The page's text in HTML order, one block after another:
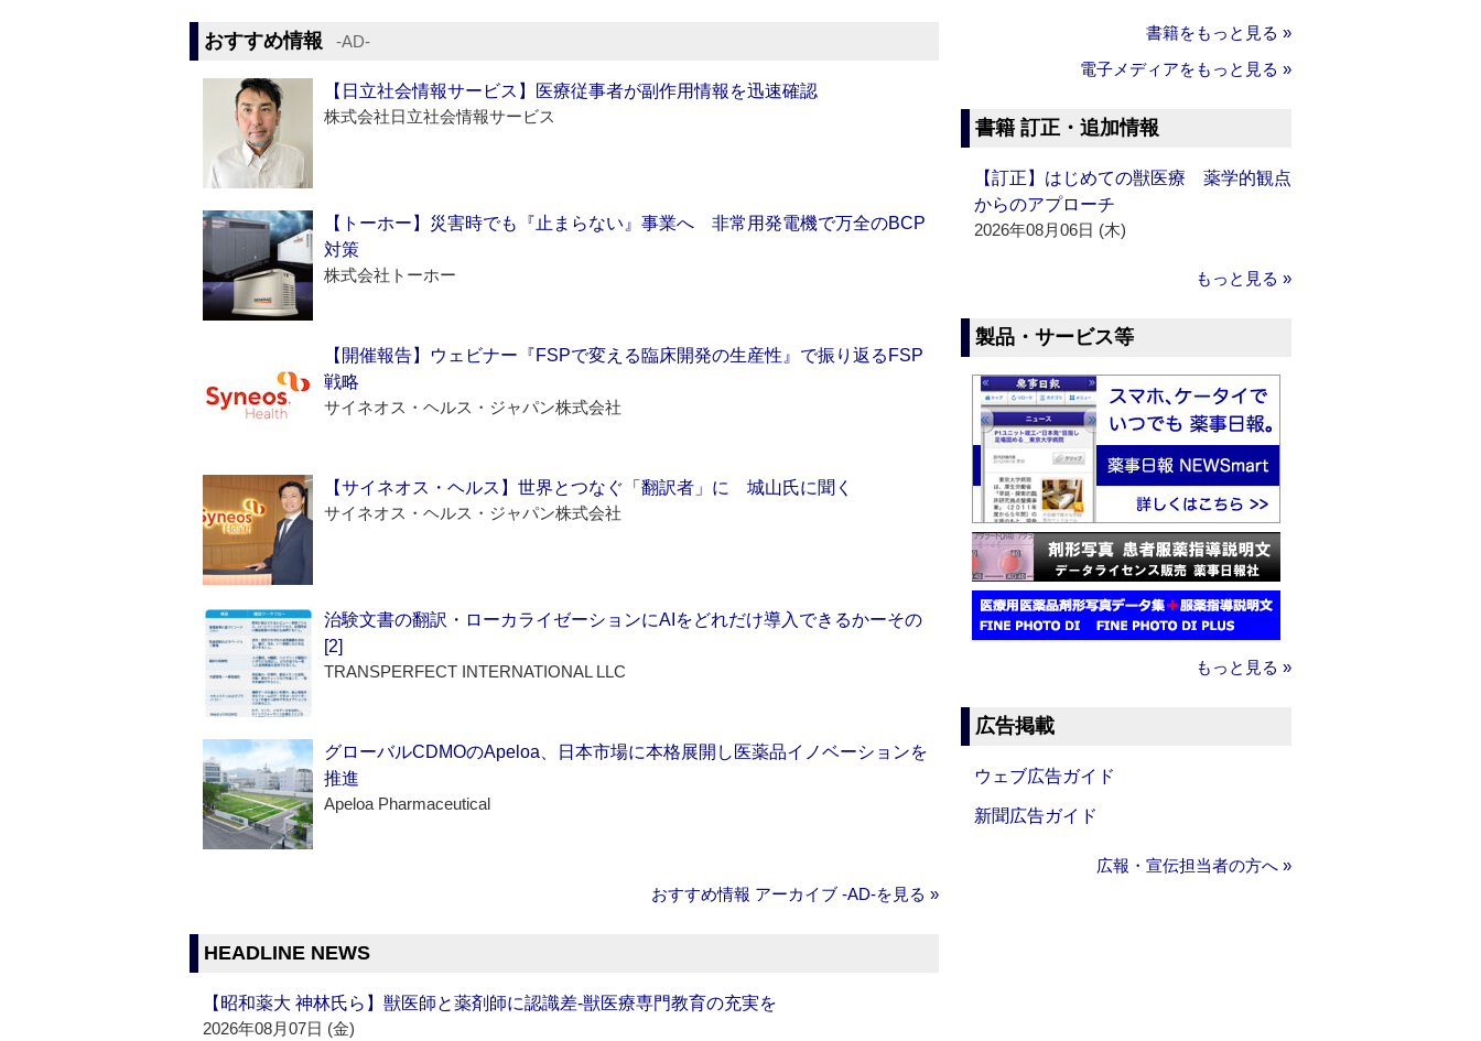
おすすめ情報 ‐AD‐
【日立社会情報サービス】医療従事者が副作用情報を迅速確認
株式会社日立社会情報サービス
【トーホー】災害時でも『止まらない』事業へ 非常用発電機で万全のBCP
対策
株式会社トーホー
【開催報告】ウェビナー『FSPで変える臨床開発の生産性』で振り返るFSP
戦略
サイネオス・ヘルス・ジャパン株式会社
【サイネオス・ヘルス】世界とつなぐ「翻訳者」に 城山氏に聞く
サイネオス・ヘルス・ジャパン株式会社
治験文書の翻訳・ローカライゼーションにAIをどれだけ導入できるかーその
[2]
TRANSPERFECT INTERNATIONAL LLC
グローバルCDMOのApeloa、日本市場に本格展開し医薬品イノベーションを
推進
Apeloa Pharmaceutical
おすすめ情報 アーカイブ ‐AD‐を見る »
HEADLINE NEWS
【昭和薬大 神林氏ら】獣医師と薬剤師に認識差‐獣医療専門教育の充実を
2026年08月07日 (金)
書籍をもっと見る »
電子メディアをもっと見る »
書籍 訂正・追加情報
【訂正】はじめての獣医療 薬学的観点
からのアプローチ
2026年08月06日 (木)
もっと見る »
製品・サービス等
もっと見る »
広告掲載
ウェブ広告ガイド
新聞広告ガイド
広報・宣伝担当者の方へ »